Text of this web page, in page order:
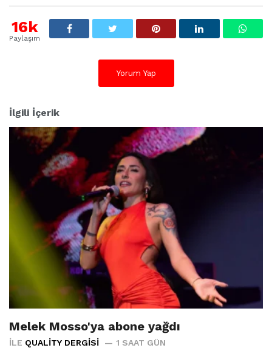
t
l
16k
Paylaşım
Yorum Yap
İlgili İçerik
Melek Mosso'ya abone yağdı
İLE QUALITY DERGISI 1 SAAT GÜN